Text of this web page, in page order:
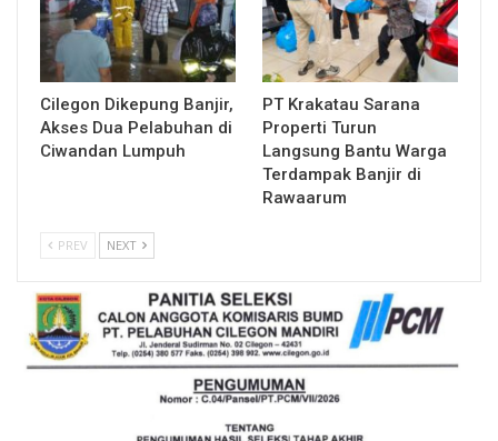
Cilegon Dikepung Banjir,
Akses Dua Pelabuhan di
Ciwandan Lumpuh
PT Krakatau Sarana
Properti Turun
Langsung Bantu Warga
Terdampak Banjir di
Rawaarum
PREV NEXT